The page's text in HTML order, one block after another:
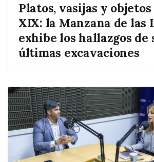
Platos, vasijas y
XIX: la Manzana de las
exhibe los hallazgos de
últimas excavaciones